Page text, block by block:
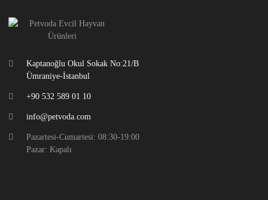
Kaptanoğlu Okul Sokak No:21/B
Ümraniye-İstanbul
+90 532 589 01 10
info@petvoda.com
Pazartesi-Cumartesi: 08:30-19:00
Pazar: Kapalı